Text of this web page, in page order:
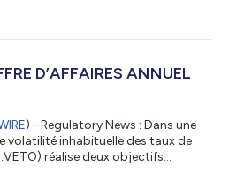
combinée au pilotage réactif de
activement cette stratégie en
D’AFFAIRES ANNUEL
)--Regulatory News : Dans une
volatilité inhabituelle des taux de
réalise deux objectifs